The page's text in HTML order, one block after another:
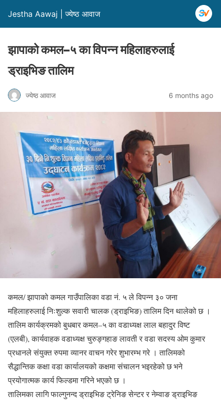
Jestha Aawaj | ज्येष्ठ आवाज
झापाको कमल–५ का विपन्न महिलाहरुलाई
ड्राइभिङ तालिम
ज्येष्ठ आवाज 6 months ago
कमल/ झापाको कमल गाउँपालिका वडा नं. ५ ले विपन्न ३० जना
महिलाहरुलाई निःशुल्क सवारी चालक (ड्राइभिङ) तालिम दिन थालेको छ ।
तालिम कार्यक्रमको बुधबार कमल–५ का वडाध्यक्ष लाल बहादुर विष्ट
(एलबी), कार्यवाहक वडाध्यक्ष चुरुङ्गहाङ लावती र वडा सदस्य ओम कुमार
प्रधानले संयुक्त रुपमा व्यानर वाचन गरेर शुभारम्भ गरे । तालिमको
सैद्धान्तिक कक्षा वडा कार्यालयको कक्षमा संचालन भइरहेको छ भने
प्रयोगात्मक कार्य फिल्डमा गरिने भएको छ ।
तालिमका लागि फाल्गुनन्द ड्राइभिङ ट्रेनिङ सेन्टर र नेम्वाङ ड्राइभिङ